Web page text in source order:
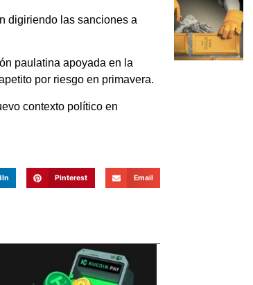
digiriendo las sanciones a
paulatina apoyada en la
por riesgo en primavera.
contexto político en
Pinterest Email